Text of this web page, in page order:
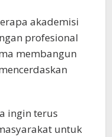
akademisi
profesional
membangun
ingin terus
untuk